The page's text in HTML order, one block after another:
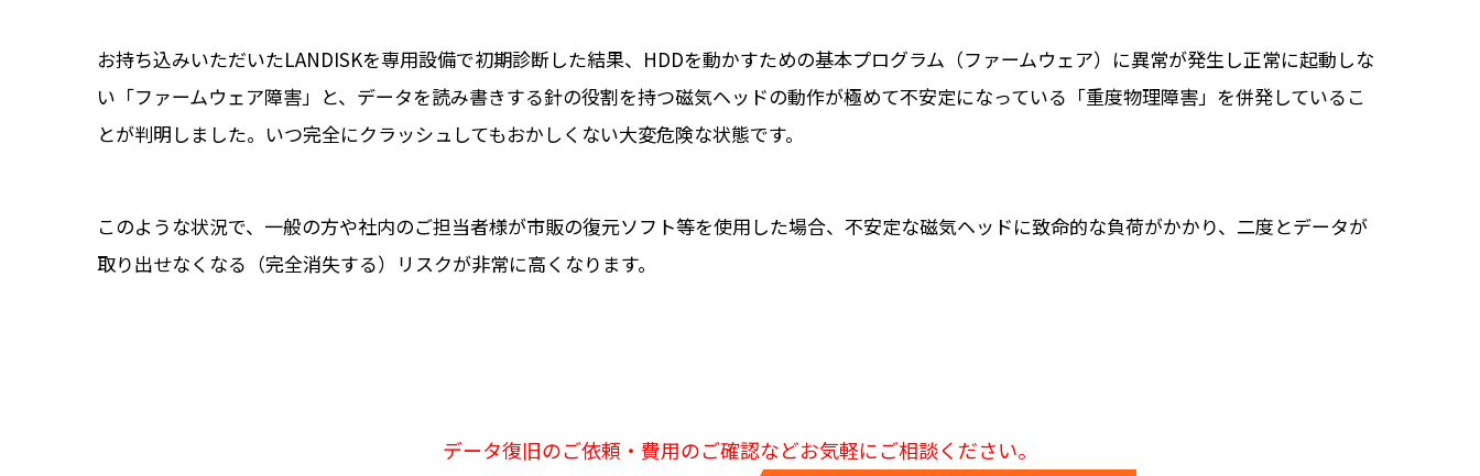
お持ち込みいただいたLANDISKを専用設備で初期診断した結果、HDDを動かすための基本プログラム（ファームウェア）に異常が発生し正常に起動しな
い「ファームウェア障害」と、データを読み書きする針の役割を持つ磁気ヘッドの動作が極めて不安定になっている「重度物理障害」を併発しているこ
とが判明しました。いつ完全にクラッシュしてもおかしくない大変危険な状態です。
このような状況で、一般の方や社内のご担当者様が市販の復元ソフト等を使用した場合、不安定な磁気ヘッドに致命的な負荷がかかり、二度とデータが
取り出せなくなる（完全消失する）リスクが非常に高くなります。
データ復旧のご依頼・費用のご確認などお気軽にご相談ください。